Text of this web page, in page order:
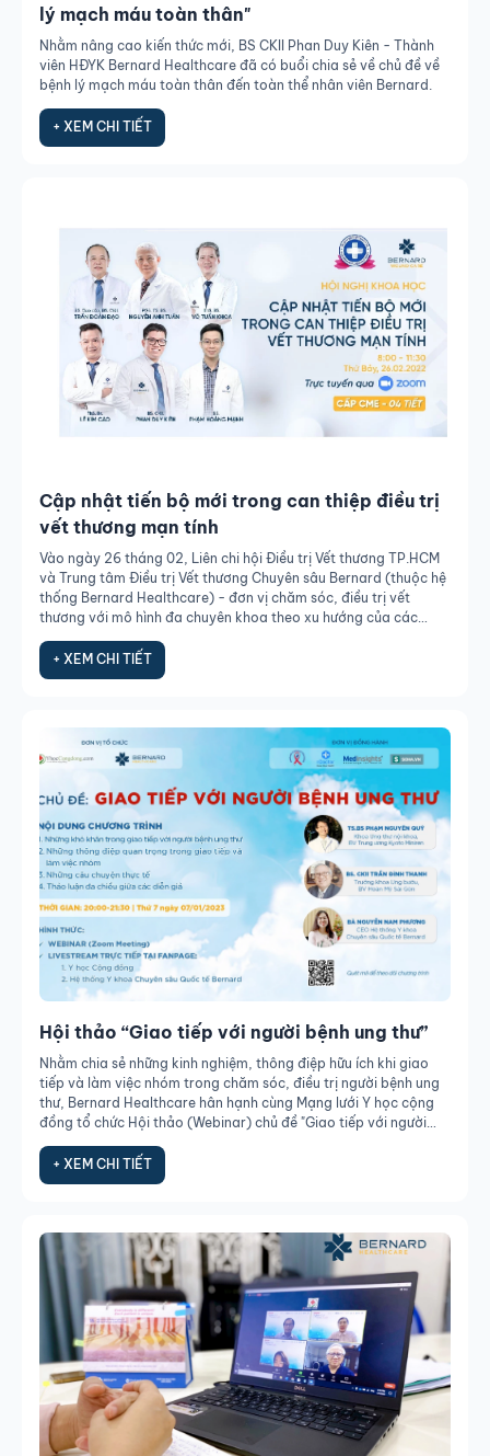
lý mạch máu toàn thân"
Nhằm nâng cao kiến thức mới, BS CKII Phan Duy Kiên - Thành
viên HĐYK Bernard Healthcare đã có buổi chia sẻ về chủ đề về
bệnh lý mạch máu toàn thân đến toàn thể nhân viên Bernard.
+ XEM CHI TIẾT
Cập nhật tiến bộ mới trong can thiệp điều trị
vết thương mạn tính
Vào ngày 26 tháng 02, Liên chi hội Điều trị Vết thương TP.HCM
và Trung tâm Điều trị Vết thương Chuyên sâu Bernard (thuộc hệ
thống Bernard Healthcare) - đơn vị chăm sóc, điều trị vết
thương với mô hình đa chuyên khoa theo xu hướng của các
chủ đề “Cập nhật tiến bộ mới trong can thiệp điều trị vết thương
mạn tính”.
+ XEM CHI TIẾT
Hội thảo “Giao tiếp với người bệnh ung thư”
Nhằm chia sẻ những kinh nghiệm, thông điệp hữu ích khi giao
tiếp và làm việc nhóm trong chăm sóc, điều trị người bệnh ung
thư, Bernard Healthcare hân hạnh cùng Mạng lưới Y học cộng
đồng tổ chức Hội thảo (Webinar) chủ đề "Giao tiếp với người
bệnh ung thư".
+ XEM CHI TIẾT